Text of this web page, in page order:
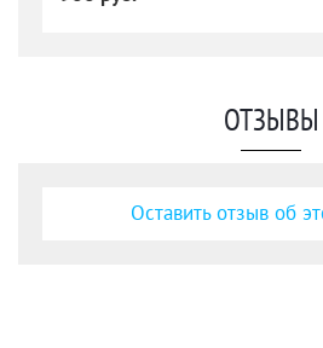
ОТЗЫВЫ
Оставить отзыв об